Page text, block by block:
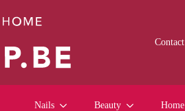
Contact
Nails Beauty Home